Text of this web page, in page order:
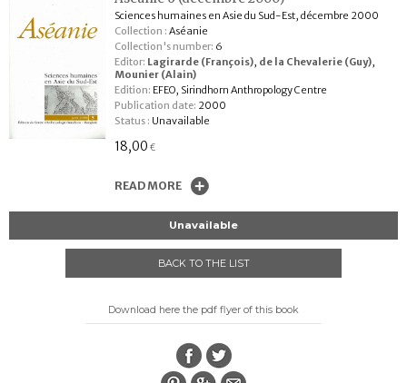
Sciences humaines en Asie du Sud-Est, décembre 2000
Collection : Aséanie
Collection's number: 6
Editor: Lagirarde (François), de la Chevalerie (Guy),
Mounier (Alain)
Edition: EFEO, Sirindhorn Anthropology Centre
Publication date: 2000
Status : Unavailable
18,00 €
READ MORE
Unavailable
BACK TO THE LIST
Download here the pdf flyer of this book